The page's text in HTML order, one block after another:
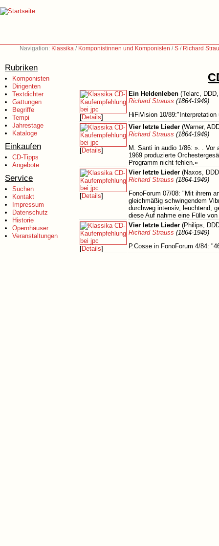
Navigation: Klassika / Komponistinnen und Komponisten /S / Richard
Rubriken
Komponisten
Dirigenten
Textdichter
Gattungen
Begriffe
Tempi
Jahrestage
Kataloge
Einkaufen
CD-Tipps
Angebote
Service
Suchen
Kontakt
Impressum
Datenschutz
Historie
Opernhäuser
Veranstaltungen
[Details]
Ein Heldenleben (Telarc,
Richard Strauss (1864-1949)
HiFiVision 10/
[Details]
Vier letzte Lieder (Warner,
Richard Strauss (1864-1949)
M. Santi in audio 1/86: ». . Vor
1969 produzierte
Programm nicht fehlen.«
[Details]
Vier letzte Lieder (Naxos,
Richard Strauss (1864-1949)
FonoForum 07/08: "Mit ihrem
gleichmäßig schwingendem
durchweg intensiv, leuchtend,
diese Auf nahme eine Fülle
[Details]
Vier letzte Lieder (Philips,
Richard Strauss (1864-1949)
P.Cosse in FonoForum 4/84: